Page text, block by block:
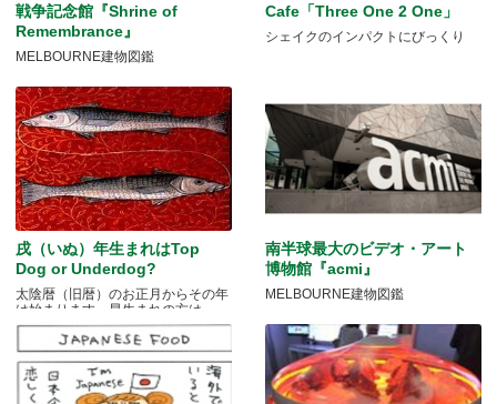
戦争記念館『Shrine of
Remembrance』
MELBOURNE建物図鑑
Cafe「Three One 2 One」
シェイクのインパクトにびっくり
戌（いぬ）年生まれはTop
Dog or Underdog?
太陰暦（旧暦）のお正月からその年
は始まります。早生まれの方は.....
南半球最大のビデオ・アート
博物館『acmi』
MELBOURNE建物図鑑